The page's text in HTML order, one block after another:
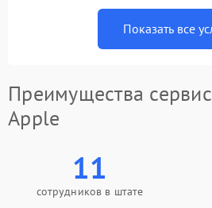
Показать все
Преимущества
Apple
11
сотрудников в штате